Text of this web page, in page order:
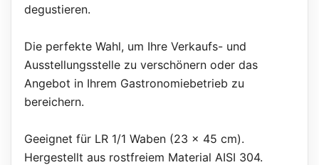
degustieren.
Die perfekte Wahl, um Ihre Verkaufs- und
Ausstellungsstelle zu verschönern oder das
Angebot in Ihrem Gastronomiebetrieb zu
bereichern.
Geeignet für LR 1/1 Waben (23 x 45 cm).
Hergestellt aus rostfreiem Material AISI 304.